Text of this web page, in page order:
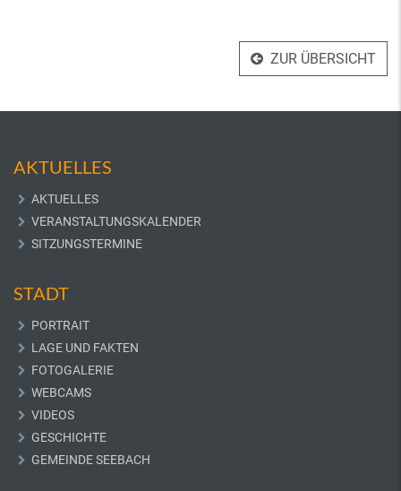
ZUR ÜBERSICHT
AKTUELLES
AKTUELLES
VERANSTALTUNGSKALENDER
SITZUNGSTERMINE
STADT
PORTRAIT
LAGE UND FAKTEN
FOTOGALERIE
WEBCAMS
VIDEOS
GESCHICHTE
GEMEINDE SEEBACH